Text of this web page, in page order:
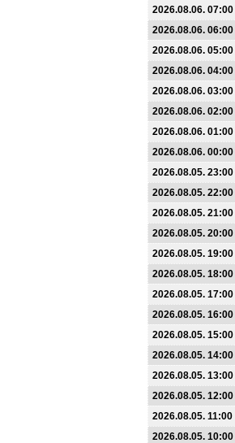
2026.08.06. 07:00
2026.08.06. 06:00
2026.08.06. 05:00
2026.08.06. 04:00
2026.08.06. 03:00
2026.08.06. 02:00
2026.08.06. 01:00
2026.08.06. 00:00
2026.08.05. 23:00
2026.08.05. 22:00
2026.08.05. 21:00
2026.08.05. 20:00
2026.08.05. 19:00
2026.08.05. 18:00
2026.08.05. 17:00
2026.08.05. 16:00
2026.08.05. 15:00
2026.08.05. 14:00
2026.08.05. 13:00
2026.08.05. 12:00
2026.08.05. 11:00
2026.08.05. 10:00